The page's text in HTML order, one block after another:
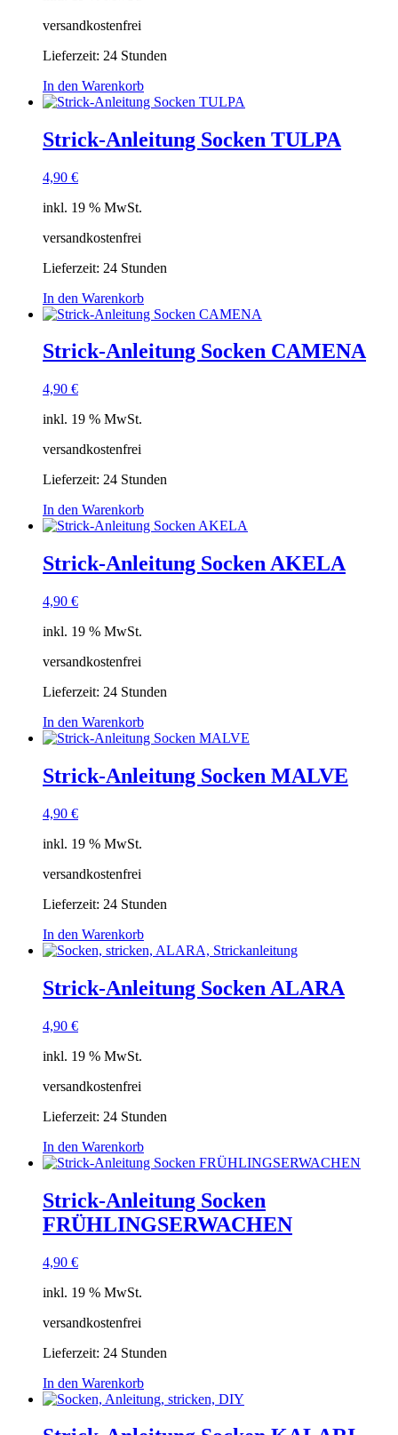
versandkostenfrei
Lieferzeit: 24 Stunden
In den Warenkorb
Strick-Anleitung Socken TULPA
4,90 €
inkl. 19 % MwSt.
versandkostenfrei
Lieferzeit: 24 Stunden
In den Warenkorb
Strick-Anleitung Socken CAMENA
4,90 €
inkl. 19 % MwSt.
versandkostenfrei
Lieferzeit: 24 Stunden
In den Warenkorb
Strick-Anleitung Socken AKELA
4,90 €
inkl. 19 % MwSt.
versandkostenfrei
Lieferzeit: 24 Stunden
In den Warenkorb
Strick-Anleitung Socken MALVE
4,90 €
inkl. 19 % MwSt.
versandkostenfrei
Lieferzeit: 24 Stunden
In den Warenkorb
Strick-Anleitung Socken ALARA
4,90 €
inkl. 19 % MwSt.
versandkostenfrei
Lieferzeit: 24 Stunden
In den Warenkorb
Strick-Anleitung Socken
FRÜHLINGSERWACHEN
4,90 €
inkl. 19 % MwSt.
versandkostenfrei
Lieferzeit: 24 Stunden
In den Warenkorb